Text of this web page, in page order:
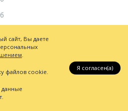
сайт, Вы даете
.
файлов cookie.
данные
Я согласен(a)